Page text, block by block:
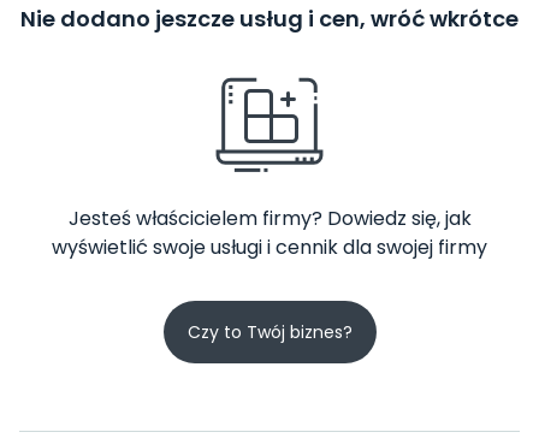
Nie dodano jeszcze usług i cen, wróć wkrótce
Jesteś właścicielem firmy? Dowiedz się, jak
wyświetlić swoje usługi i cennik dla swojej firmy
Czy to Twój biznes?